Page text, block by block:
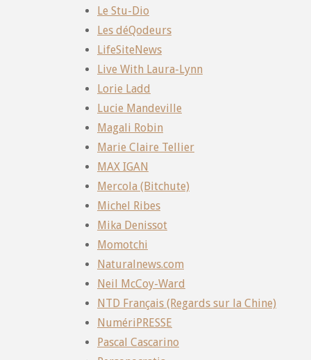
Le Stu-Dio
Les déQodeurs
LifeSiteNews
Live With Laura-Lynn
Lorie Ladd
Lucie Mandeville
Magali Robin
Marie Claire Tellier
MAX IGAN
Mercola (Bitchute)
Michel Ribes
Mika Denissot
Momotchi
Naturalnews.com
Neil McCoy-Ward
NTD Français (Regards sur la Chine)
NumériPRESSE
Pascal Cascarino